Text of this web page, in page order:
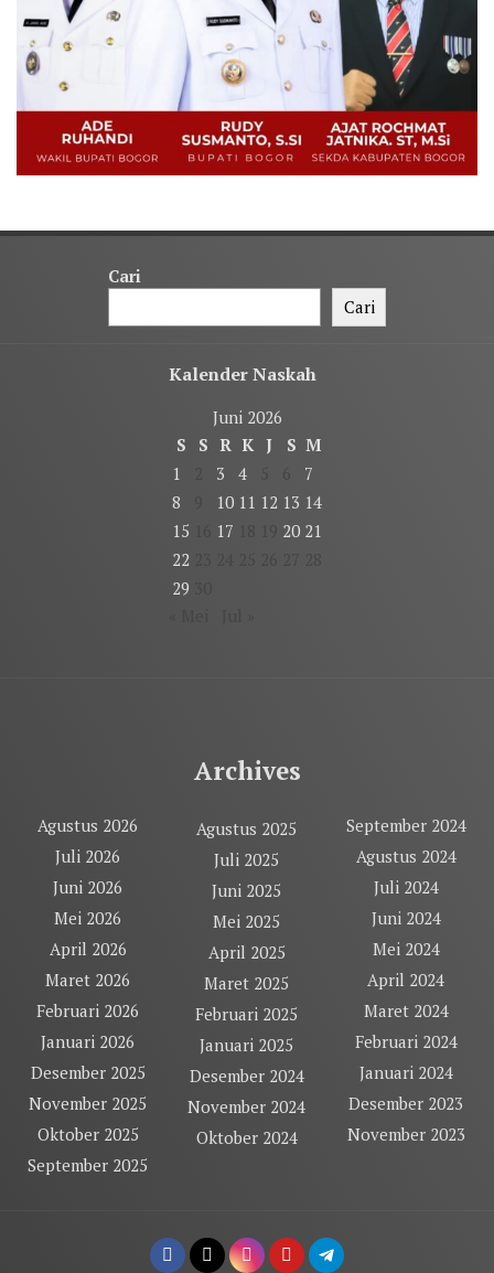
Cari
Cari
Kalender Naskah
Juni 2026
S
S R K J S M
1
3 4
7
8
10 11 12 13 14
15
17 20 21
22
29
Archives
Agustus 2026
Juli 2026
Juni 2026
Mei 2026
April 2026
Maret 2026
Februari 2026
Januari 2026
Desember 2025
November 2025
Oktober 2025
September 2025
Agustus 2025
Juli 2025
Juni 2025
Mei 2025
April 2025
Maret 2025
Februari 2025
Januari 2025
Desember 2024
November 2024
Oktober 2024
September 2024
Agustus 2024
Juli 2024
Juni 2024
Mei 2024
April 2024
Maret 2024
Februari 2024
Januari 2024
Desember 2023
November 2023